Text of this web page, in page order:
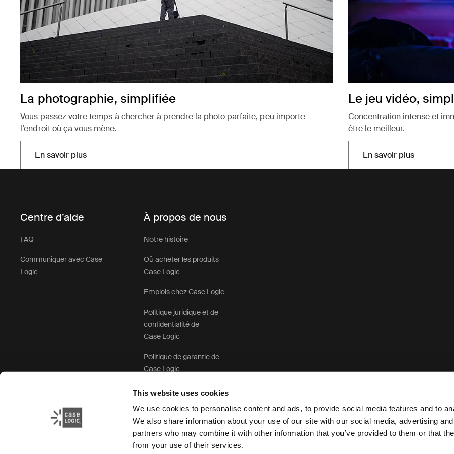
This website uses cookies
We use cookies to personalise content and ads, to provide social media features and to
We also share information about your use of our site with our social media, advertising
partners who may combine it with other information that you’ve provided to them or that
from your use of their services.
La photographie, simplifiée
Vous passez votre temps à chercher à prendre la photo parfaite, peu importe
l’endroit où ça vous mène.
En savoir plusOuvre dans un nouvel onglet
Le jeu vidéo,
Concentration intense et
être le meilleur.
En savoir plusOuvre dans un
Centre d’aide
FAQ
Communiquer avec Case
Logic
À propos de nous
Notre histoire
Où acheter les produits
Case Logic
Emplois chez Case Logic
Politique juridique et de
confidentialité de
Case Logic
Politique de garantie de
Case Logic
Politique juridique et de confidentialité de Case Logic